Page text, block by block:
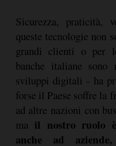
Sicurezza, praticità,
queste tecnologie non
grandi clienti o per
banche italiane sono
sviluppi digitali - ha
forse il Paese soffre la
ad altre nazioni con
ma il nostro ruolo è
anche ad